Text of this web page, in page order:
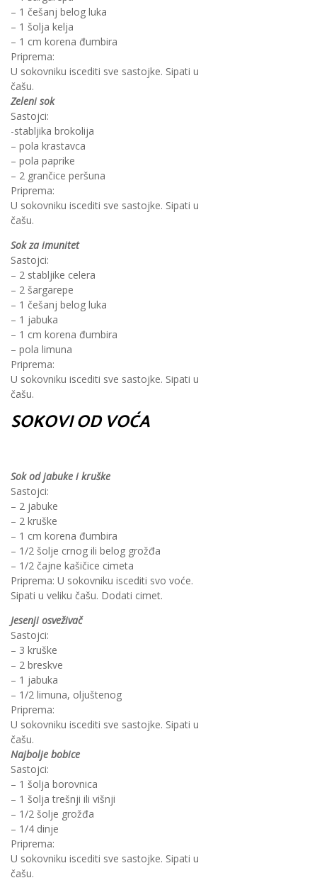
– 1 češanj belog luka
– 1 šolja kelja
– 1 cm korena đumbira
Priprema:
U sokovniku iscediti sve sastojke. Sipati u
čašu.
Zeleni sok
Sastojci:
-stabljika brokolija
– pola krastavca
– pola paprike
– 2 grančice peršuna
Priprema:
U sokovniku iscediti sve sastojke. Sipati u
čašu.
Sok za imunitet
Sastojci:
– 2 stabljike celera
– 2 šargarepe
– 1 češanj belog luka
– 1 jabuka
– 1 cm korena đumbira
– pola limuna
Priprema:
U sokovniku iscediti sve sastojke. Sipati u
čašu.
SOKOVI OD VOĆA
Sok od jabuke i kruške
Sastojci:
– 2 jabuke
– 2 kruške
– 1 cm korena đumbira
– 1/2 šolje crnog ili belog grožđa
– 1/2 čajne kašičice cimeta
Priprema: U sokovniku iscediti svo voće.
Sipati u veliku čašu. Dodati cimet.
Jesenji osveživač
Sastojci:
– 3 kruške
– 2 breskve
– 1 jabuka
– 1/2 limuna, oljuštenog
Priprema:
U sokovniku iscediti sve sastojke. Sipati u
čašu.
Najbolje bobice
Sastojci:
– 1 šolja borovnica
– 1 šolja trešnji ili višnji
– 1/2 šolje grožđa
– 1/4 dinje
Priprema:
U sokovniku iscediti sve sastojke. Sipati u
čašu.